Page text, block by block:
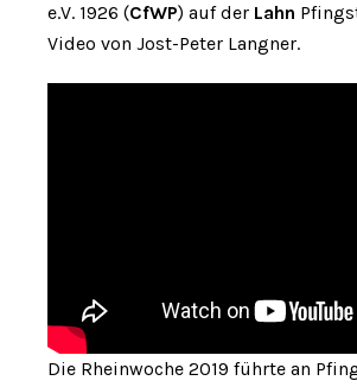
e.V. 1926 (CfWP) auf der Lahn
Video von Jost-Peter Langner.
Die Rheinwoche 2019 führte an